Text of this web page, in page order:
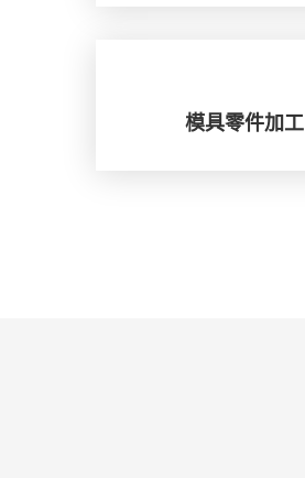
模具零件加工